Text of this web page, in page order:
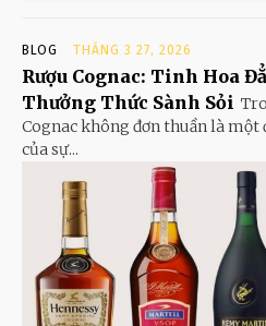
BLOG THÁNG 3 27, 2026
Rượu Cognac: Tinh Hoa
Thưởng Thức Sành Sỏi
Cognac không đơn thuần là một
của sự...